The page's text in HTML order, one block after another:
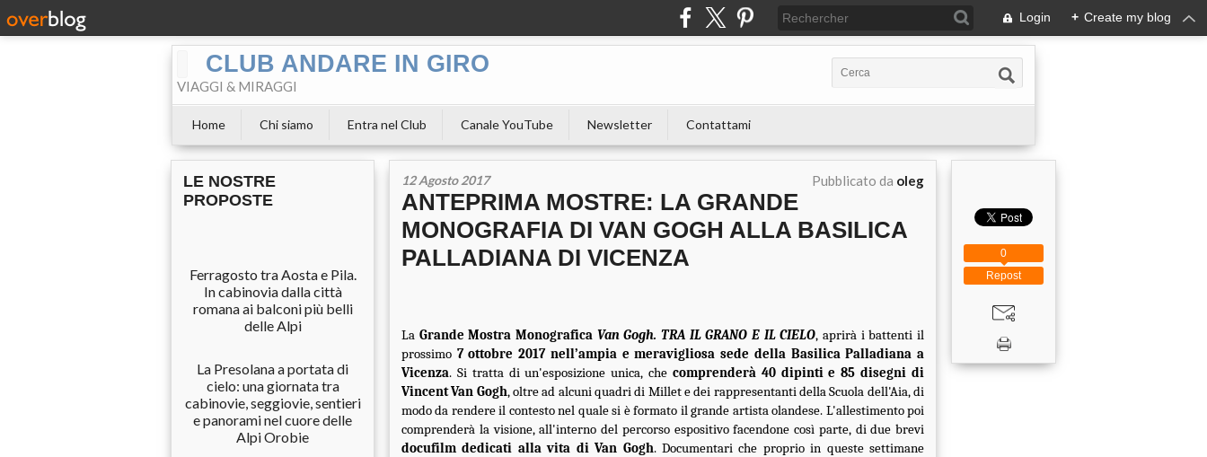
Login + Create my blog
CLUB ANDARE IN GIRO
VIAGGI & MIRAGGI
Home Chi siamo Entra nel Club Canale YouTube Newsletter Contattami
LE NOSTRE
PROPOSTE
Ferragosto tra Aosta e Pila.
In cabinovia dalla città
romana ai balconi più belli
delle Alpi
La Presolana a portata di
cielo: una giornata tra
cabinovie, seggiovie, sentieri
e panorami nel cuore delle
Alpi Orobie
12 Agosto 2017 Pubblicato da oleg
ANTEPRIMA MOSTRE: LA GRANDE
MONOGRAFIA DI VAN GOGH ALLA BASILICA
PALLADIANA DI VICENZA
La Grande Mostra Monografica Van Gogh. TRA IL GRANO E IL CIELO, aprirà i battenti il
prossimo 7 ottobre 2017 nell’ampia e meravigliosa sede della Basilica Palladiana a
Vicenza. Si tratta di un'esposizione unica, che comprenderà 40 dipinti e 85 disegni di
Vincent Van Gogh, oltre ad alcuni quadri di Millet e dei rappresentanti della Scuola dell'Aia, di
modo da rendere il contesto nel quale si è formato il grande artista olandese. L'allestimento poi
comprenderà la visione, all'interno del percorso espositivo facendone così parte, di due brevi
docufilm dedicati alla vita di Van Gogh. Documentari che proprio in queste settimane
Repost
0